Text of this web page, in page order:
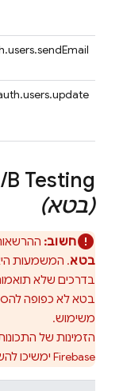
/B Testing
(בטא)
חשוב:
בטא. המשמעות
בדרכים שלא
בטא לא כפופה
משימוש.
Firebase ימשיכו להשתפר ככל שהכלי יתפתח.